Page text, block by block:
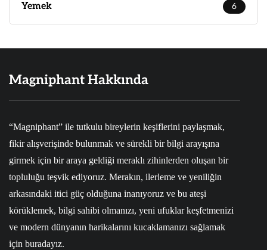
Yemek 6
Magniphant Hakkında
“Magniphant” ile tutkulu bireylerin keşiflerini paylaşmak,
fikir alışverişinde bulunmak ve sürekli bir bilgi arayışına
girmek için bir araya geldiği meraklı zihinlerden oluşan bir
topluluğu teşvik ediyoruz. Merakın, ilerleme ve yeniliğin
arkasındaki itici güç olduğuna inanıyoruz ve bu ateşi
körüklemek, bilgi sahibi olmanızı, yeni ufuklar keşfetmenizi
ve modern dünyanın harikalarını kucaklamanızı sağlamak
için buradayız.